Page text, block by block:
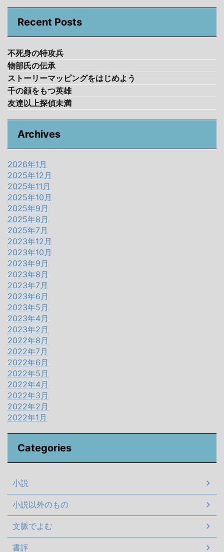
Recent Posts
不死身の特攻兵
物部氏の伝承
ストーリーマッピングをはじめよう
千の顔をもつ英雄
友達以上探偵未満
Archives
2026年1月
2025年12月
2025年11月
2025年10月
2025年9月
2025年8月
2025年7月
2023年12月
2023年10月
2023年9月
2023年8月
2023年7月
2023年6月
2023年5月
2023年4月
2023年2月
2022年8月
2022年7月
2022年6月
2022年5月
2022年4月
2022年3月
2022年2月
2022年1月
Categories
小説
小説以外のもの
文脈でよむ
書評